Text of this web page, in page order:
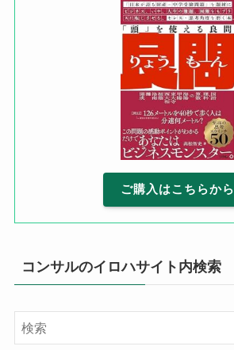
ご購入はこちらから
コンサルのイロハサイト内検索